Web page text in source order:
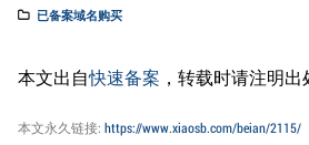
已备案域名购买
本文出自快速备案 ，转载时请注明出
本文永久链接: https://www.xiaosb.com/beian/2115/